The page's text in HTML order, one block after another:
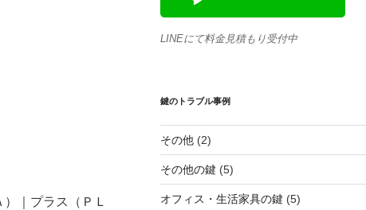
｜プラス（ＰＬ
LINEにて料金見積もり受付中
鍵のトラブル事例
その他(2)
その他の鍵 (5)
オフィス・生活家具の鍵 (5)